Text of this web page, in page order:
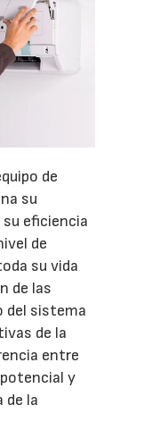
de
su
eficiencia
de
su vida
de las
del sistema
de la
entre
y
de la